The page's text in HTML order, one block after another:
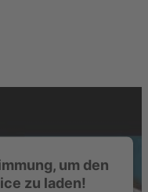
um den
zu laden!